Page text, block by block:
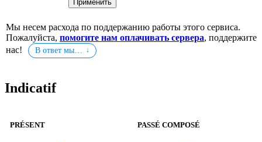
Мы несем расхода по поддержанию работы этого сервиса.
Пожалуйста, помогите нам оплачивать сервера, поддержите
нас!
В ответ мы…
Indicatif
PRÉSENT PASSÉ COMPOSÉ